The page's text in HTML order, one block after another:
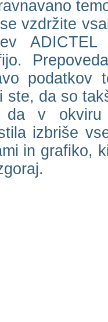
vzdržite
podatkov
ste, da so
da v
izbriše
in grafiko,